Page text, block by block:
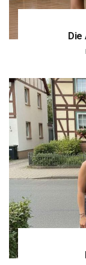
Die